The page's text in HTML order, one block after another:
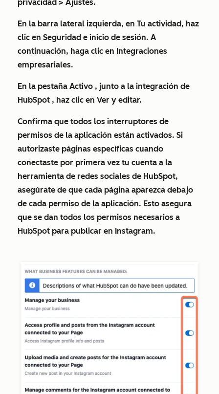
privacidad > Ajustes.
En la barra lateral izquierda, en Tu actividad, haz
clic en Seguridad e inicio de sesión. A
continuación, haga clic en Integraciones
empresariales.
En la pestaña Activo , junto a la integración de
HubSpot , haz clic en Ver y editar.
Confirma que todos los interruptores de
permisos de la aplicación están activados. Si
autorizaste páginas específicas cuando
conectaste por primera vez tu cuenta a la
herramienta de redes sociales de HubSpot,
asegúrate de que cada página aparezca debajo
de cada permiso de la aplicación. Esto asegura
que se dan todos los permisos necesarios a
HubSpot para publicar en Instagram.